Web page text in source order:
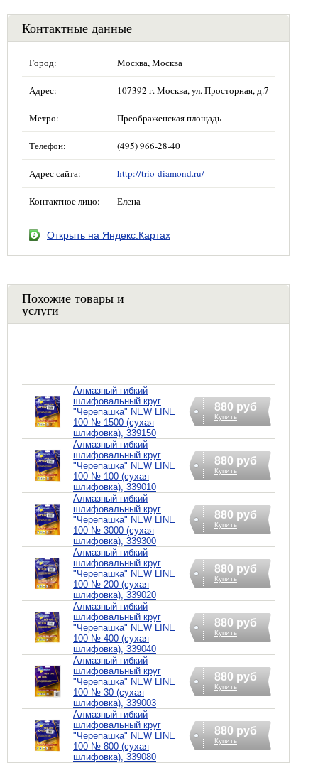
Контактные данные
Город: Москва, Москва
Адрес: 107392 г. Москва, ул. Просторная, д.7
Метро: Преображенская площадь
Телефон: (495) 966-28-40
Адрес сайта: http://trio-diamond.ru/
Контактное лицо: Елена
Открыть на Яндекс.Картах
Похожие товары и
услуги
Алмазный гибкий
шлифовальный круг
"Черепашка" NEW LINE
100 № 1500 (сухая
шлифовка), 339150
880 руб
Купить
Алмазный гибкий
шлифовальный круг
"Черепашка" NEW LINE
100 № 100 (сухая
шлифовка), 339010
880 руб
Купить
Алмазный гибкий
шлифовальный круг
"Черепашка" NEW LINE
100 № 3000 (сухая
шлифовка), 339300
880 руб
Купить
Алмазный гибкий
шлифовальный круг
"Черепашка" NEW LINE
100 № 200 (сухая
шлифовка), 339020
880 руб
Купить
Алмазный гибкий
шлифовальный круг
"Черепашка" NEW LINE
100 № 400 (сухая
шлифовка), 339040
880 руб
Купить
Алмазный гибкий
шлифовальный круг
"Черепашка" NEW LINE
100 № 30 (сухая
шлифовка), 339003
880 руб
Купить
Алмазный гибкий
шлифовальный круг
"Черепашка" NEW LINE
100 № 800 (сухая
шлифовка), 339080
880 руб
Купить